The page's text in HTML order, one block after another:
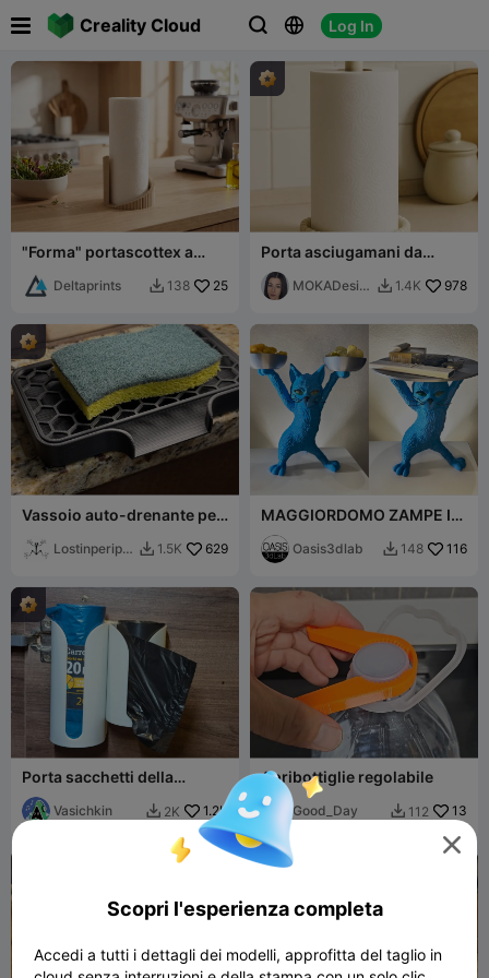
Creality Cloud   Log In
 
"Forma" portascottex a
Deltaprints  138 25
Porta asciugamani da
cucina Prasel -MOKA
DesignMOKADesig
 1.4K 978
Vassoio auto-drenante per
Lostinperiph
 1.5K 629
MAGGIORDOMO ZAMPE IN
ALTO - Edizione Snack e
Edizione Tavolo
Oasis3dlab  148 116
Porta sacchetti della
spazzatura
Vasichkin  2K 1.2K
Apribottiglie regolabile
Good_Day  112 13

Scopri l'esperienza completa
Accedi a tutti i dettagli dei modelli, approfitta del taglio in